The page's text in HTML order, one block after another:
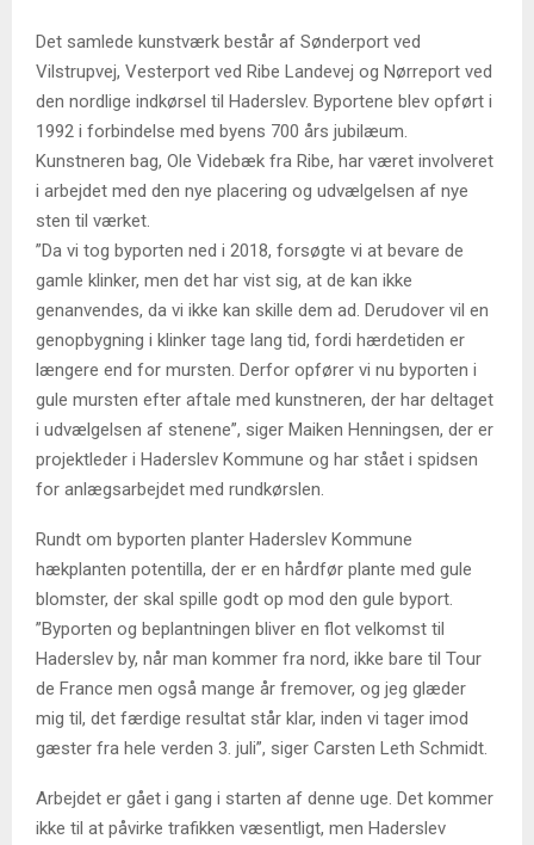
Det samlede kunstværk består af Sønderport ved
Vilstrupvej, Vesterport ved Ribe Landevej og Nørreport ved
den nordlige indkørsel til Haderslev. Byportene blev opført i
1992 i forbindelse med byens 700 års jubilæum.
Kunstneren bag, Ole Videbæk fra Ribe, har været involveret
i arbejdet med den nye placering og udvælgelsen af nye
sten til værket.
”Da vi tog byporten ned i 2018, forsøgte vi at bevare de
gamle klinker, men det har vist sig, at de kan ikke
genanvendes, da vi ikke kan skille dem ad. Derudover vil en
genopbygning i klinker tage lang tid, fordi hærdetiden er
længere end for mursten. Derfor opfører vi nu byporten i
gule mursten efter aftale med kunstneren, der har deltaget
i udvælgelsen af stenene”, siger Maiken Henningsen, der er
projektleder i Haderslev Kommune og har stået i spidsen
for anlægsarbejdet med rundkørslen.
Rundt om byporten planter Haderslev Kommune
hækplanten potentilla, der er en hårdfør plante med gule
blomster, der skal spille godt op mod den gule byport.
”Byporten og beplantningen bliver en flot velkomst til
Haderslev by, når man kommer fra nord, ikke bare til Tour
de France men også mange år fremover, og jeg glæder
mig til, det færdige resultat står klar, inden vi tager imod
gæster fra hele verden 3. juli”, siger Carsten Leth Schmidt.
Arbejdet er gået i gang i starten af denne uge. Det kommer
ikke til at påvirke trafikken væsentligt, men Haderslev